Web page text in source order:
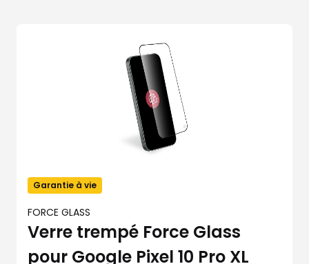
Garantie à vie
FORCE GLASS
Verre trempé Force Glass
pour Google Pixel 10 Pro XL